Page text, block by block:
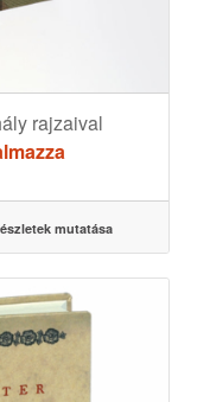
rajzaival
mutatása